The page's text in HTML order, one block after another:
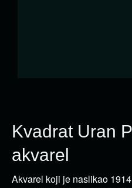
Kvadrat Uran
akvarel
Akvarel koji je naslikao